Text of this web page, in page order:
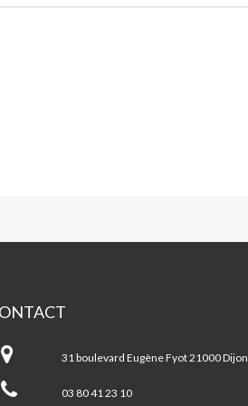
31 boulevard Eugène Fyot 21000 Dijon
03 80 41 23 10